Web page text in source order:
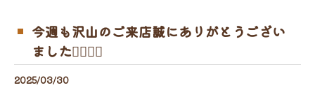
今週も沢山のご来店誠にありがとうござい
ました🙇‍♂️🙇‍♀️
2025/03/30